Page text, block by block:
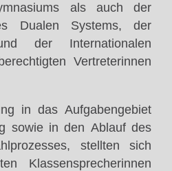
als auch der
Dualen Systems, der
der Internationalen
Vertreterinnen
in das Aufgabengebiet
sowie in den Ablauf des
stellten sich
Klassensprecherinnen